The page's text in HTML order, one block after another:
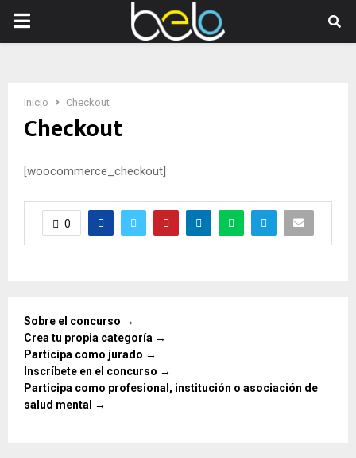
PRIMARY
Inicio Checkout
Checkout
[woocommerce_checkout]
0
Sobre el concurso →
Crea tu propia categoría →
Participa como jurado →
Inscríbete en el concurso →
Participa como profesional, institución o asociación de
salud mental →